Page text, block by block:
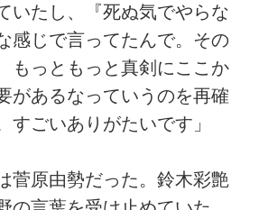
いたし、『死ぬ気でやらな
感じで言ってたんで。その
もっともっと真剣にここか
があるなっていうのを再確
すごいありがたいです」
菅原由勢だった。鈴木彩艶